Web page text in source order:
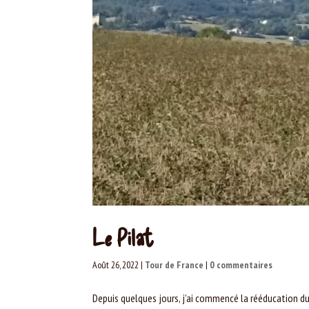
Le Pilat
Août 26, 2022 | Tour de France | 0 commentaires
Depuis quelques jours, j’ai commencé la